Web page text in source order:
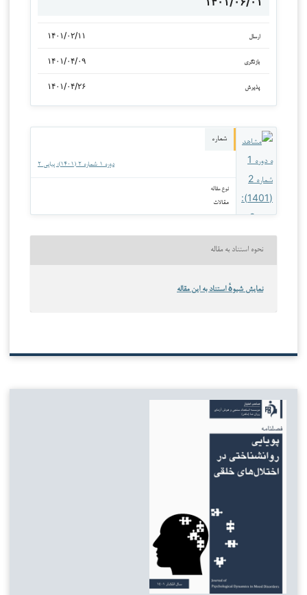
ارسال ۱۴۰۱/۰۲/۱۱
بازنگری ۱۴۰۱/۰۴/۰۹
پذیرش ۱۴۰۱/۰۴/۲۶
شماره
دوره ۱ شماره ۲ (۱۴۰۱): پیاپی ۲
نوع مقاله
مقالات
نحوه استناد به مقاله
نمایش شیوهٔ استناد به این مقاله